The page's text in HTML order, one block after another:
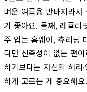
벼운 여름용 반바지라서
기 좋아요. 둘째, 레귤러
주 입는 홈웨어, 츄리닝
다만 신축성이 없는 편이
하기보다는 자신의 허리
하게 고르는 게 중요해요.